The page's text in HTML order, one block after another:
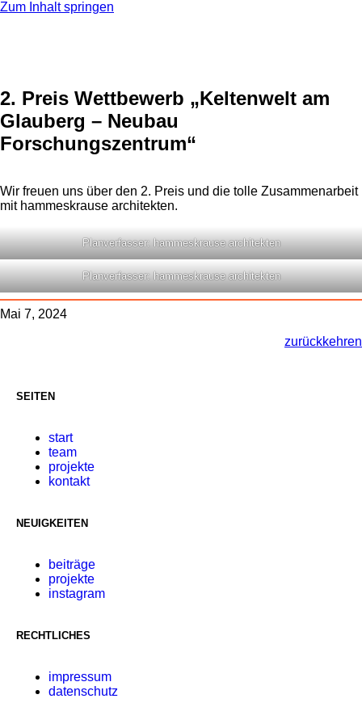
Zum Inhalt springen
2. Preis Wettbewerb „Keltenwelt am
Glauberg – Neubau
Forschungszentrum“
Wir freuen uns über den 2. Preis und die tolle Zusammenarbeit
mit hammeskrause architekten.
Planverfasser: hammeskrause architekten
Planverfasser: hammeskrause architekten
Mai 7, 2024
zurückkehren
SEITEN
start
team
projekte
kontakt
NEUIGKEITEN
beiträge
projekte
instagram
RECHTLICHES
impressum
datenschutz